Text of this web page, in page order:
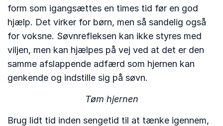
form som igangsættes en times tid før en god
hjælp. Det virker for børn, men så sandelig også
for voksne. Søvnrefleksen kan ikke styres med
viljen, men kan hjælpes på vej ved at det er den
samme afslappende adfærd som hjernen kan
genkende og indstille sig på søvn.
Tøm hjernen
Brug lidt tid inden sengetid til at tænke igennem,